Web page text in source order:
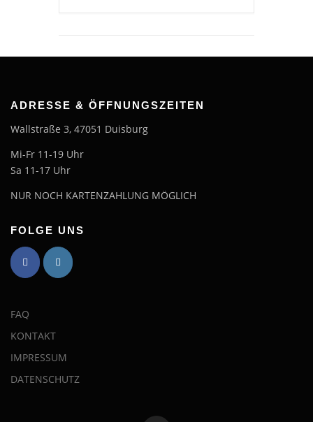
ADRESSE & ÖFFNUNGSZEITEN
Wallstraße 3, 47051 Duisburg
Mi-Fr 11-19 Uhr
Sa 11-17 Uhr
NUR NOCH KARTENZAHLUNG MÖGLICH
FOLGE UNS
FAQ
KONTAKT
IMPRESSUM
DATENSCHUTZ